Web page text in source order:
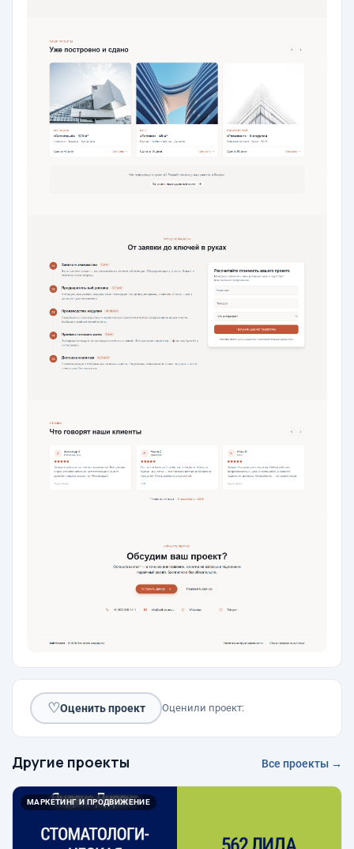
♡Оценить проект Оценили проект:
Другие проекты Все проекты →
МАРКЕТИНГ И ПРОДВИЖЕНИЕ